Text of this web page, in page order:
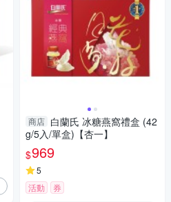
商店 白蘭氏 冰糖燕窩禮盒 (42
g/5入/單盒)【杏一】
$969
5
活動
券